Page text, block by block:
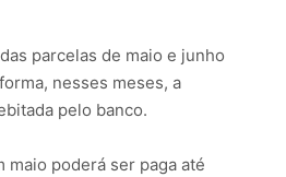
parcelas de maio e junho
nesses meses, a
pelo banco.
maio poderá ser paga até